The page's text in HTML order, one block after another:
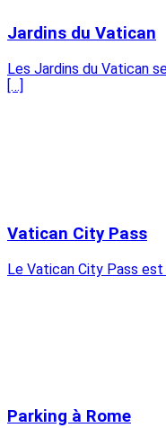
Jardins du Vatican
Les Jardins du Vatican
[…]
Vatican City Pass
Le Vatican City Pass
Parking à Rome